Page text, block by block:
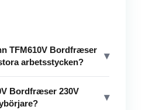
TFM610V Bordfræser
arbetsstycken?
▾
Bordfræser 230V
▾